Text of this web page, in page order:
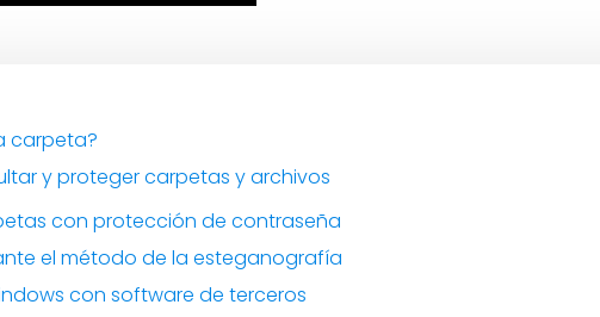
carpeta?
y proteger carpetas y archivos
con protección de contraseña
el método de la esteganografía
con software de terceros